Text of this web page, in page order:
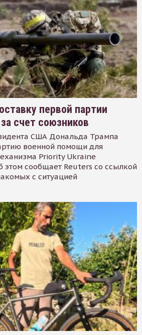
первой партии
счет союзников
США Дональда Трампа
военной помощи для
Priority Ukraine
этом сообщает Reuters со ссылкой
с ситуацией